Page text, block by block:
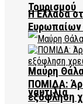
Τουρισμού
Μαύρη
ναυτιλία
Η Ελλάδα
Ευρωπαίων
ΠΟΜΙΔΑ:
εξόφληση